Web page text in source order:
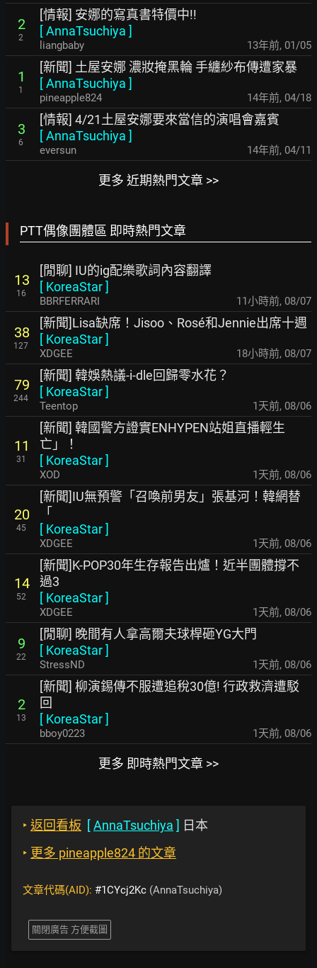
2
2
[情報] 安娜的寫真書特價中!!
[AnnaTsuchiya ]
liangbaby 13年前, 01/05
1
1
[新聞] 土屋安娜 濃妝掩黑輪 手纏紗布傳遭家暴
[AnnaTsuchiya ]
pineapple824 14年前, 04/18
3
6
[情報] 4/21土屋安娜要來當信的演唱會嘉賓
[AnnaTsuchiya ]
eversun 14年前, 04/11
更多 近期熱門文章 >>
PTT偶像團體區 即時熱門文章
13
16
[閒聊] IU的ig配樂歌詞內容翻譯
[ KoreaStar]
BBRFERRARI 11小時前, 08/07
38
127
[新聞]Lisa缺席！Jisoo、Rosé和Jennie出席十週
[ KoreaStar]
XDGEE 18小時前, 08/07
79
244
[新聞] 韓娛熱議-i-dle回歸零水花？
[ KoreaStar]
Teentop 1天前, 08/06
11
31
[新聞] 韓國警方證實ENHYPEN站姐直播輕生
亡」！
[ KoreaStar]
XOD 1天前, 08/06
20
45
[新聞]IU無預警「召喚前男友」張基河！韓網替
「
[ KoreaStar]
XDGEE 1天前, 08/06
14
52
[新聞]K-POP30年生存報告出爐！近半團體撐不
過3
[ KoreaStar]
XDGEE 1天前, 08/06
9
22
[閒聊] 晚間有人拿高爾夫球桿砸YG大門
[ KoreaStar]
StressND 1天前, 08/06
2
13
[新聞] 柳演錫傳不服遭追稅30億! 行政救濟遭駁
回
[ KoreaStar]
bboy0223 1天前, 08/06
更多 即時熱門文章 >>
‣ 返回看板 [AnnaTsuchiya ] 日本
‣ 更多 pineapple824 的文章
文章代碼(AID): #1CYcj2Kc (AnnaTsuchiya)
關閉廣告 方便截圖